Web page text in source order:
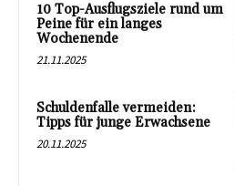
10 Top-Ausflugsziele rund um
Peine für ein langes
Wochenende
21.11.2025
Schuldenfalle vermeiden:
Tipps für junge Erwachsene
20.11.2025